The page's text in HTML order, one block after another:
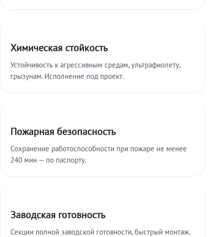
Химическая стойкость
Устойчивость к агрессивным средам, ультрафиолету,
грызунам. Исполнение под проект.
Пожарная безопасность
Сохранение работоспособности при пожаре не менее
240 мин — по паспорту.
Заводская готовность
Секции полной заводской готовности, быстрый монтаж.